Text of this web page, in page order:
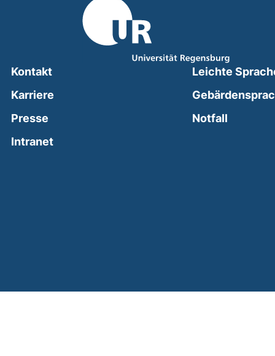
Kontakt
Karriere
Presse
Intranet(external link, opens in a new window)
Leichte
Notfall